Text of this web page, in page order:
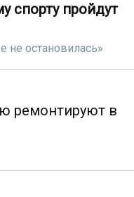
спорту пройдут
не остановилась»
ремонтируют в